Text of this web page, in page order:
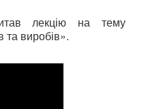
лекцію на тему
та виробів».